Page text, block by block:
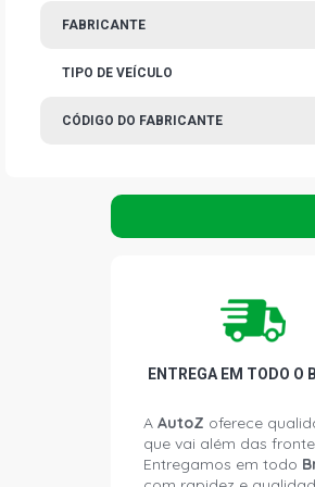
FABRICANTE
TIPO DE VEÍCULO
CÓDIGO DO FABRICANTE
ENTREGA EM TODO O
A AutoZ oferece
que vai além das
Entregamos em todo